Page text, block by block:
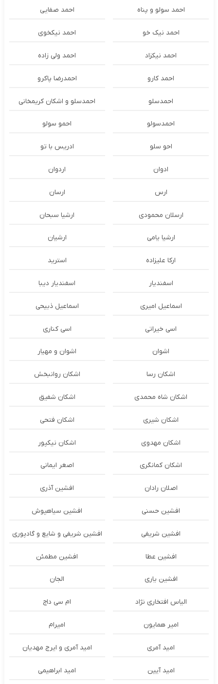
احمد سولو و پناه احمد صفایی
احمد نیک خو احمد نیکخوی
احمد نیکزاد احمد ولی زاده
احمد کارو احمدرضا پاکرو
احمدسلو احمدسلو و اشکان کریمخانی
احمدسولو احمو سولو
احو سلو ادریس با تو
ادوان اردوان
ارس ارسان
ارسلان محمودی ارشیا سبحان
ارشیا یامی ارشیان
ارکا علیزاده استرید
اسفندیار اسفندیار دیبا
اسماعیل امیری اسماعیل ذبیحی
اسی خیراتی اسی کناری
اشوان اشوان و مهیار
اشکان رسا اشکان روانبخش
اشکان شاه محمدی اشکان شفیق
اشکان شیری اشکان فتحی
اشکان مهدوی اشکان نیکپور
اشکان‌ کمانگری اصغر ایمانی
اصلان رادان افشین آذری
افشین حسنی افشین سیاهپوش
افشین شریفی افشین شریفی و شایع و گادپوری
افشین عطا افشین مطمئن
افشین یاری الجان
الیاس افتخاری نژاد ام سی داج
امير همايون اميرام
امید آمری امید آمری و ایرج مهدیان
امید آیین امید ابراهیمی